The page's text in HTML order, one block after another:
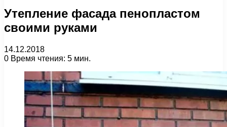
Утепление фасада пенопластом
своими руками
14.12.2018
0 Время чтения: 5 мин.